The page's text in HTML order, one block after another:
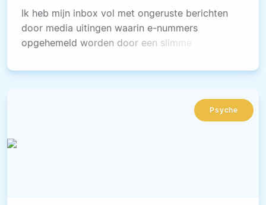
Ik heb mijn inbox vol met ongeruste berichten
door media uitingen waarin e-nummers
opgehemeld worden door een slimme
Psyche